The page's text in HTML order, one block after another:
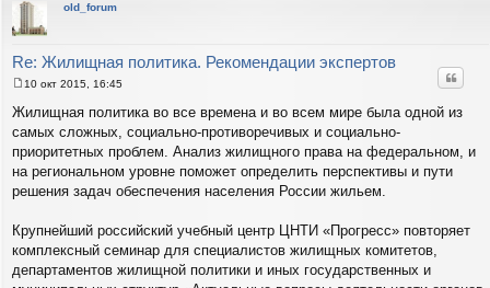
old_forum
Re: Жилищная политика. Рекомендации экспертов
о
о
б
е
н
е
10 окт 2015, 16:45
Жилищная политика во все времена и во всем мире была одной из
самых сложных, социально-противоречивых и социально-
приоритетных проблем. Анализ жилищного права на федеральном, и
на региональном уровне поможет определить перспективы и пути
решения задач обеспечения населения России жильем.
Крупнейший российский учебный центр ЦНТИ «Прогресс» повторяет
комплексный семинар для специалистов жилищных комитетов,
департаментов жилищной политики и иных государственных и